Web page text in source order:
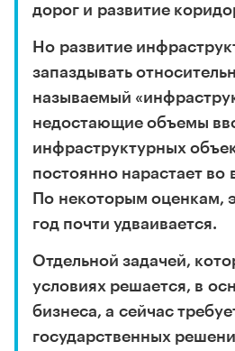
дорог и развитие
Но развитие
запаздывать
называемый
недостающие объемы
инфраструктурных
постоянно нарастает во
По некоторым оценкам,
год почти удваивается.
Отдельной задачей,
условиях решается, в
бизнеса, а сейчас
государственных